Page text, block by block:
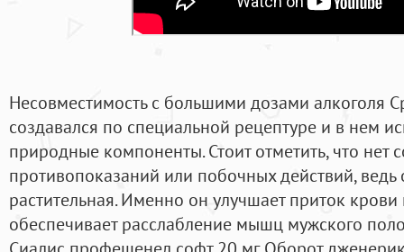
Несовместимость с большими дозами алкоголя
создавался по специальной рецептуре и в нем
природные компоненты. Стоит отметить, что нет
противопоказаний или побочных действий, ведь
растительная. Именно он улучшает приток
обеспечивает расслабление мышц мужского